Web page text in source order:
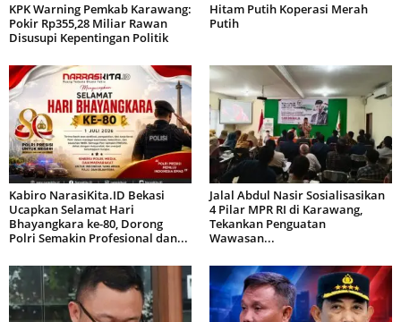
KPK Warning Pemkab Karawang:
Pokir Rp355,28 Miliar Rawan
Disusupi Kepentingan Politik
Hitam Putih Koperasi Merah
Putih
Kabiro NarasiKita.ID Bekasi
Ucapkan Selamat Hari
Bhayangkara ke-80, Dorong
Polri Semakin Profesional dan...
Jalal Abdul Nasir Sosialisasikan
4 Pilar MPR RI di Karawang,
Tekankan Penguatan
Wawasan...